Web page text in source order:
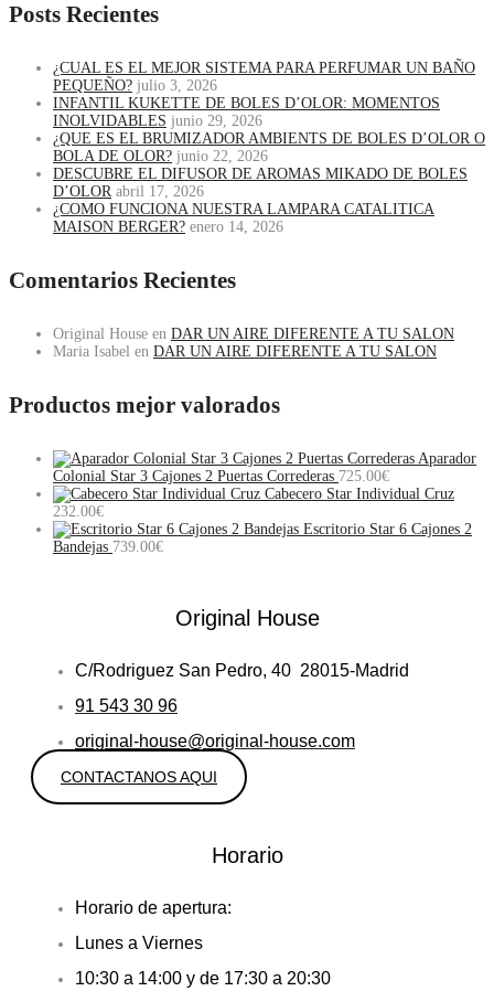
Posts Recientes
¿CUAL ES EL MEJOR SISTEMA PARA PERFUMAR UN BAÑO
PEQUEÑO? julio 3, 2026
INFANTIL KUKETTE DE BOLES D’OLOR: MOMENTOS
INOLVIDABLES junio 29, 2026
¿QUE ES EL BRUMIZADOR AMBIENTS DE BOLES D’OLOR O
BOLA DE OLOR? junio 22, 2026
DESCUBRE EL DIFUSOR DE AROMAS MIKADO DE BOLES
D’OLOR abril 17, 2026
¿COMO FUNCIONA NUESTRA LAMPARA CATALITICA
MAISON BERGER? enero 14, 2026
Comentarios Recientes
Original House en DAR UN AIRE DIFERENTE A TU SALON
Maria Isabel en DAR UN AIRE DIFERENTE A TU SALON
Productos mejor valorados
Aparador
Colonial Star 3 Cajones 2 Puertas Correderas 725.00€
Cabecero Star Individual Cruz
232.00€
Escritorio Star 6 Cajones 2
Bandejas 739.00€
Original House
C/Rodriguez San Pedro, 40 28015-Madrid
91 543 30 96
original-house@original-house.com
CONTACTANOS AQUI
Horario
Horario de apertura:
Lunes a Viernes
10:30 a 14:00 y de 17:30 a 20:30